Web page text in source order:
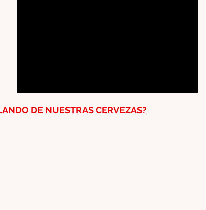
DE NUESTRAS CERVEZAS?